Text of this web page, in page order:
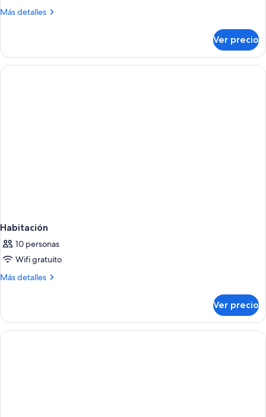
Más detalles
Más
(Water)
Ver precio
Habitación
10 personas
Wifi gratuito
Más detalles
Más
Ver precio